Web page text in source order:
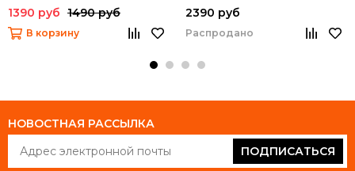
1390 руб 1490 руб
В корзину
Multifunctional Headlights Set 2
2390 руб
Распродано
НОВОСТНАЯ РАССЫЛКА
ПОДПИСАТЬСЯ